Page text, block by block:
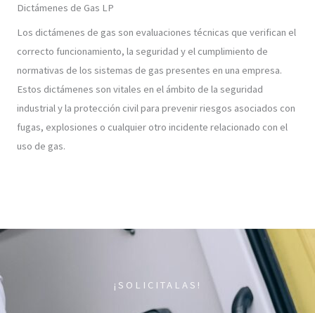
Dictámenes de Gas LP
Los dictámenes de gas son evaluaciones técnicas que verifican el
correcto funcionamiento, la seguridad y el cumplimiento de
normativas de los sistemas de gas presentes en una empresa.
Estos dictámenes son vitales en el ámbito de la seguridad
industrial y la protección civil para prevenir riesgos asociados con
fugas, explosiones o cualquier otro incidente relacionado con el
uso de gas.
¡SOLICITALAS!